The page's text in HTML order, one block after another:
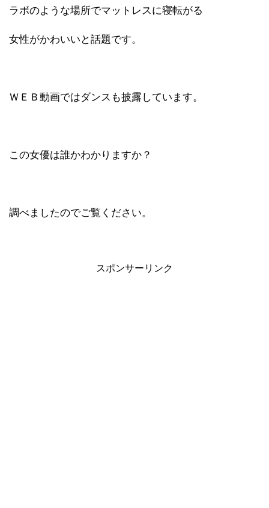
ラボのような場所でマットレスに寝転がる
女性がかわいいと話題です。
ＷＥＢ動画ではダンスも披露しています。
この女優は誰かわかりますか？
調べましたのでご覧ください。
スポンサーリンク